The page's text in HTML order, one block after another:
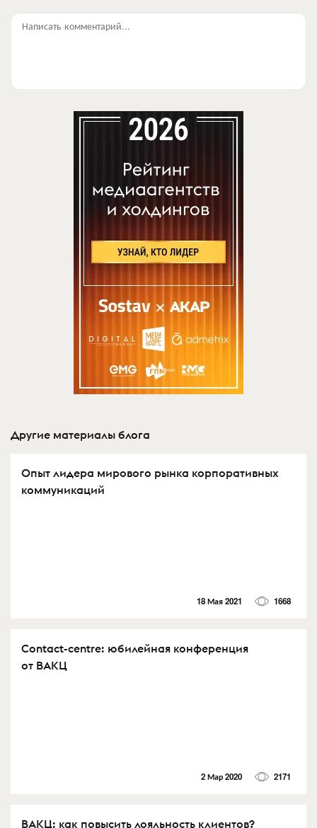
Написать комментарий...
Другие материалы блога
Опыт лидера мирового рынка корпоративных
коммуникаций
18 Мая 2021 1668
Contact-centre: юбилейная конференция
от ВАКЦ
2 Мар 2020 2171
ВАКЦ: как повысить лояльность клиентов?